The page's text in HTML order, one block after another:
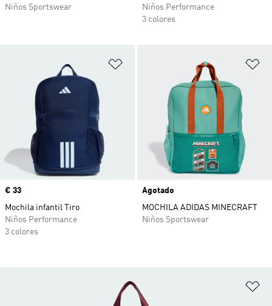
Niños Sportswear
Niños Performance
3 colores
Añadir a la lista de deseos
Precio
€ 33
Mochila infantil Tiro
Niños Performance
3 colores
Agotado
MOCHILA ADIDAS MINECRAFT
Niños Sportswear